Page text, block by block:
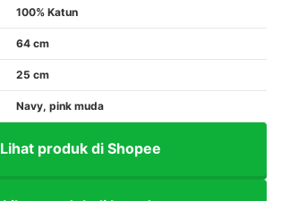
100% Katun
64 cm
25 cm
Navy, pink muda
Lihat produk di Shopee